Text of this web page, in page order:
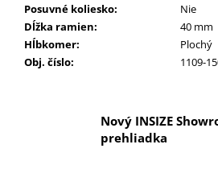
Posuvné koliesko:
Nie
Dĺžka ramien:
40 mm
Hĺbkomer:
Plochý
Obj. číslo: 1109-
Nový INSIZE
prehliadka